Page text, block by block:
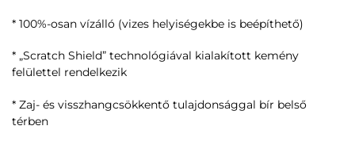
* 100%-osan vízálló (vizes helyiségekbe is beépíthető)
* „Scratch Shield” technológiával kialakított kemény
felülettel rendelkezik
* Zaj- és visszhangcsökkentő tulajdonsággal bír belső
térben